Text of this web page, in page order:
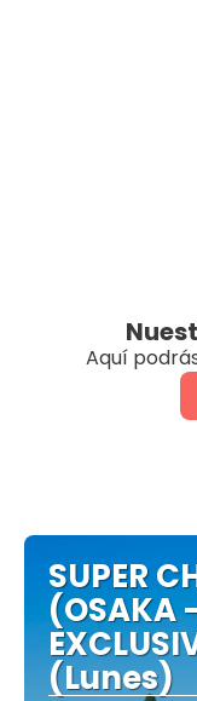
Aquí
SUPER
(OSAKA
(Lunes)